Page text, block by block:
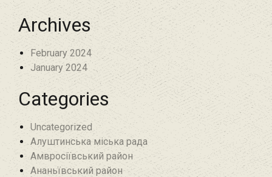
Archives
February 2024
January 2024
Categories
Uncategorized
Алуштинська міська рада
Амвросіївський район
Ананьївський район‎